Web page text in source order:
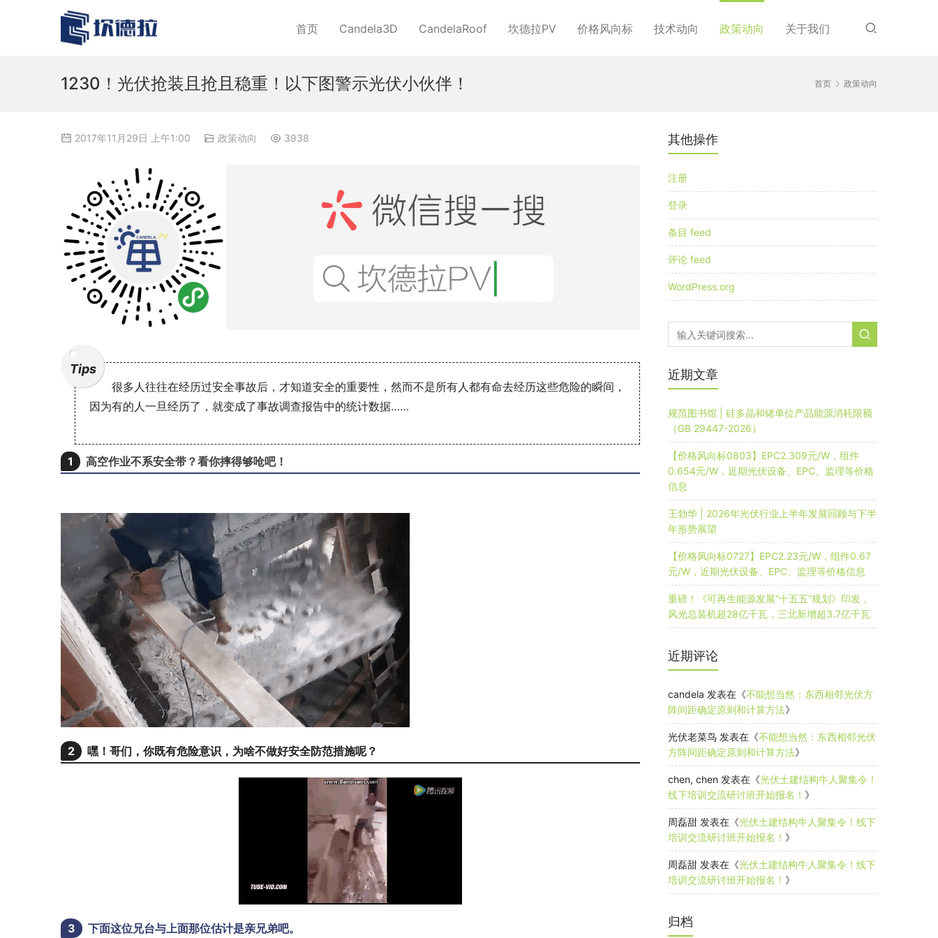
首页 Candela3D CandelaRoof 坎德拉PV 价格风向标 技术动向 政策动向 关于我们
首页 政策动向
1230！光伏抢装且抢且稳重！以下图警示光伏小伙伴！
2017年11月29日 上午1:00 政策动向 3938
Tips
很多人往往在经历过安全事故后，才知道安全的重要性，然而不是所有人都有命去经历这些危险的瞬间，
因为有的人一旦经历了，就变成了事故调查报告中的统计数据……
1 高空作业不系安全带？看你摔得够呛吧！
2 嘿！哥们，你既有危险意识，为啥不做好安全防范措施呢？
3 下面这位兄台与上面那位估计是亲兄弟吧。
其他操作
注册
登录
条目 feed
评论 feed
WordPress.org
近期文章
规范图书馆 | 硅多晶和锗单位产品能源消耗限额
（GB 29447-2026）
【价格风向标0803】EPC2.309元/W，组件
0.654元/W，近期光伏设备、EPC、监理等价格
信息
王勃华 | 2026年光伏行业上半年发展回顾与下半
年形势展望
【价格风向标0727】EPC2.23元/W，组件0.67
元/W，近期光伏设备、EPC、监理等价格信息
重磅！《可再生能源发展“十五五”规划》印发，
风光总装机超28亿千瓦，三北新增超3.7亿千瓦
近期评论
candela 发表在《不能想当然：东西相邻光伏方
阵间距确定原则和计算方法》
光伏老菜鸟 发表在《不能想当然：东西相邻光伏
方阵间距确定原则和计算方法》
chen, chen 发表在《光伏土建结构牛人聚集令！
线下培训交流研讨班开始报名！ 》
周磊甜 发表在《光伏土建结构牛人聚集令！线下
培训交流研讨班开始报名！ 》
周磊甜 发表在《光伏土建结构牛人聚集令！线下
培训交流研讨班开始报名！ 》
归档